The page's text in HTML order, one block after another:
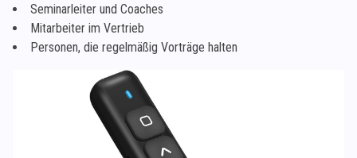
Seminarleiter und Coaches
Mitarbeiter im Vertrieb
Personen, die regelmäßig Vorträge halten